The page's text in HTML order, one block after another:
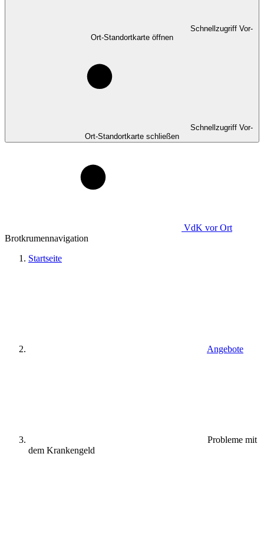
Schnellzugriff Vor-
Ort-Standortkarte öffnen
Schnellzugriff Vor-
Ort-Standortkarte schließen
VdK vor Ort
Brotkrumennavigation
Startseite
Angebote
Probleme mit
dem Krankengeld